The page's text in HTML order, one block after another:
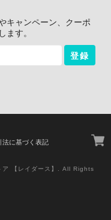
キャンペーン、クーポ
ます。
登録
法に基づく表記
【レイダース】. All Rights